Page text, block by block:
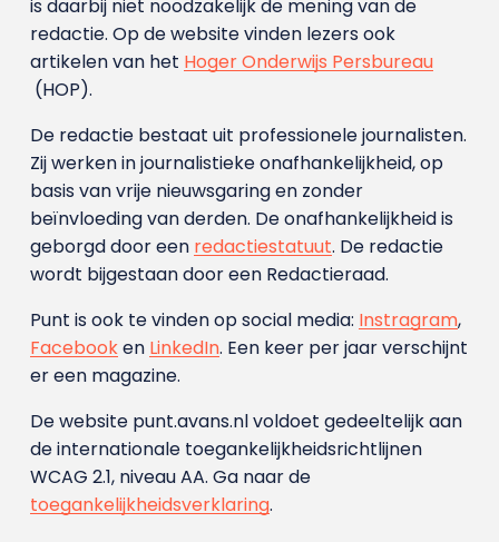
is daarbij niet noodzakelijk de mening van de
redactie. Op de website vinden lezers ook
artikelen van het Hoger Onderwijs Persbureau
(HOP).
De redactie bestaat uit professionele journalisten.
Zij werken in journalistieke onafhankelijkheid, op
basis van vrije nieuwsgaring en zonder
beïnvloeding van derden. De onafhankelijkheid is
geborgd door een redactiestatuut. De redactie
wordt bijgestaan door een Redactieraad.
Punt is ook te vinden op social media: Instragram,
Facebooken LinkedIn. Een keer per jaar verschijnt
er een magazine.
De website punt.avans.nl voldoet gedeeltelijk aan
de internationale toegankelijkheidsrichtlijnen
WCAG 2.1, niveau AA. Ga naar de
toegankelijkheidsverklaring.